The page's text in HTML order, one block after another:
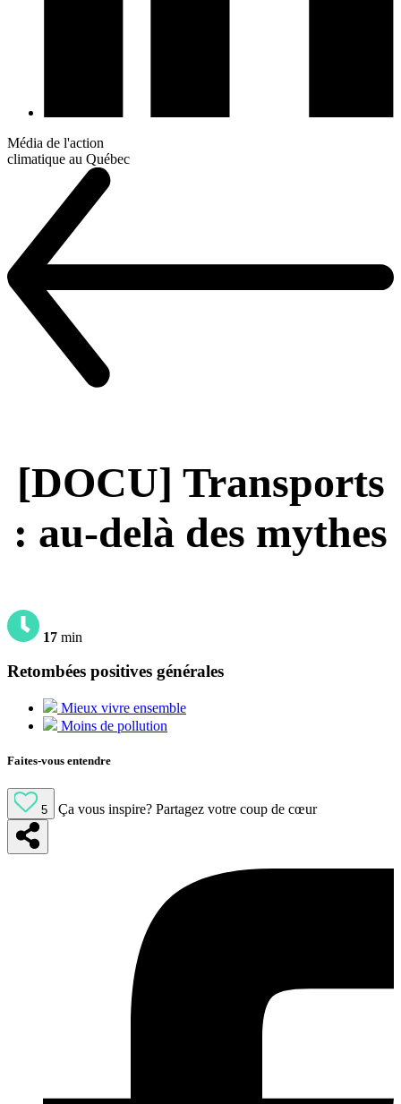
Média de l'action
climatique au Québec
[DOCU] Transports
: au-delà des mythes
17 min
Retombées positives générales
Mieux vivre ensemble
Moins de pollution
Faites-vous entendre
5 Ça vous inspire? Partagez votre coup de cœur